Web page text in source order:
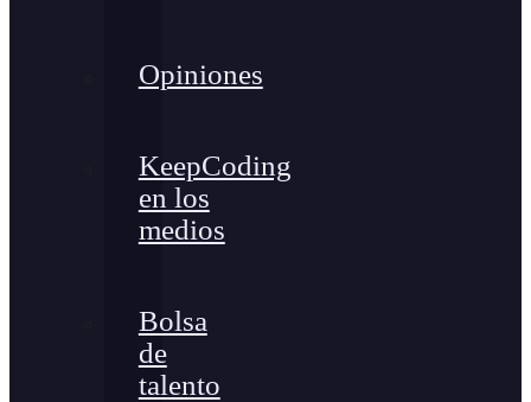
Opiniones
KeepCoding
en los
medios
Bolsa
de
talento